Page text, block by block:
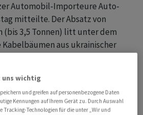
Automobil-Importeure Auto-
mitteilte. Der Absatz von
(bis 3,5 Tonnen) litt unter dem
Kabelbäumen aus ukrainischer
Nachfrage nach
leichten Sattelschleppern bei
werden." Die Neuzulassungen
wichtig
und greifen auf personenbezogene Daten
Kennungen auf Ihrem Gerät zu. Durch Auswahl
Tracking-Technologien für die unter „Wir und